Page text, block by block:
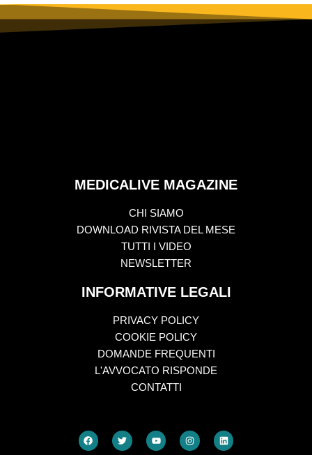
MEDICALIVE MAGAZINE
CHI SIAMO
DOWNLOAD RIVISTA DEL MESE
TUTTI I VIDEO
NEWSLETTER
INFORMATIVE LEGALI
PRIVACY POLICY
COOKIE POLICY
DOMANDE FREQUENTI
L'AVVOCATO RISPONDE
CONTATTI